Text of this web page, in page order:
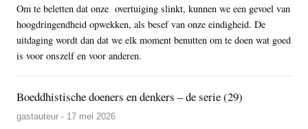
Om te beletten dat onze overtuiging slinkt, kunnen we een gevoel van
hoogdringendheid opwekken, als besef van onze eindigheid. De
uitdaging wordt dan dat we elk moment benutten om te doen wat goed
is voor onszelf en voor anderen.
Boeddhistische doeners en denkers – de serie (29)
gastauteur - 17 mei 2026